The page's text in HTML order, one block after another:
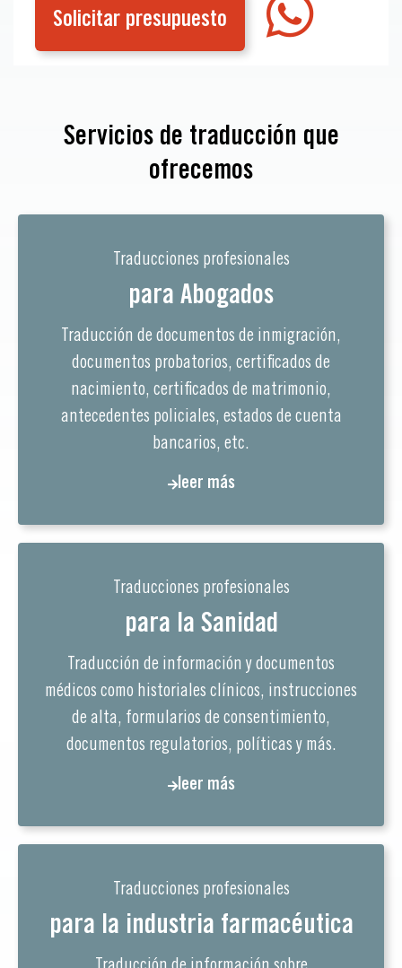
Solicitar presupuesto
Servicios de traducción que
ofrecemos
Traducciones profesionales
para Abogados
Traducción de documentos de inmigración,
documentos probatorios, certificados de
nacimiento, certificados de matrimonio,
antecedentes policiales, estados de cuenta
bancarios, etc.
leer más
Traducciones profesionales
para la Sanidad
Traducción de información y documentos
médicos como historiales clínicos, instrucciones
de alta, formularios de consentimiento,
documentos regulatorios, políticas y más.
leer más
Traducciones profesionales
para la industria farmacéutica